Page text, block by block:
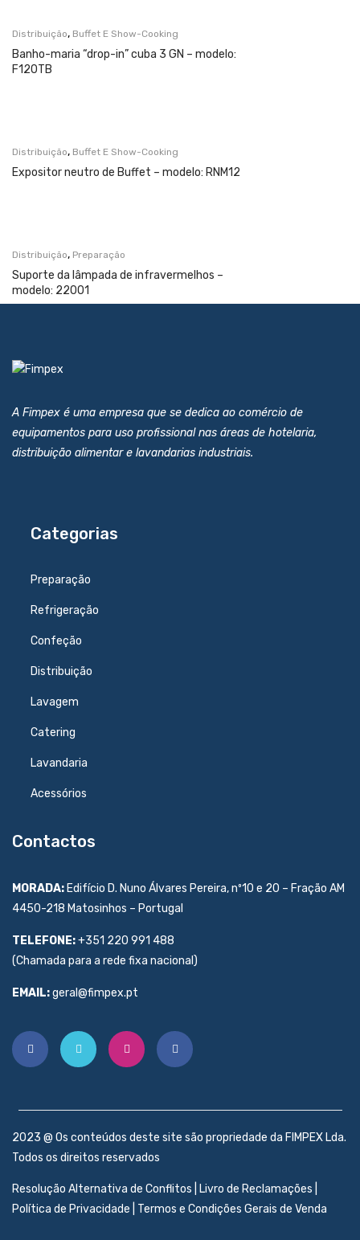
Distribuição, Buffet E Show-Cooking
Banho-maria “drop-in” cuba 3 GN – modelo:
F120TB
Distribuição, Buffet E Show-Cooking
Expositor neutro de Buffet – modelo: RNM12
Distribuição, Preparação
Suporte da lâmpada de infravermelhos –
modelo: 22001
A Fimpex é uma empresa que se dedica ao comércio de
equipamentos para uso profissional nas áreas de hotelaria,
distribuição alimentar e lavandarias industriais.
Categorias
Preparação
Refrigeração
Confeção
Distribuição
Lavagem
Catering
Lavandaria
Acessórios
Contactos
MORADA: Edifício D. Nuno Álvares Pereira, nº10 e 20 – Fração AM
4450-218 Matosinhos – Portugal
TELEFONE:+351 220 991 488
(Chamada para a rede fixa nacional)
EMAIL:geral@fimpex.pt
2023 @ Os conteúdos deste site são propriedade da FIMPEX Lda.
Todos os direitos reservados
Resolução Alternativa de Conflitos Livro de Reclamações
Política de Privacidade
Termos e Condições Gerais de Venda